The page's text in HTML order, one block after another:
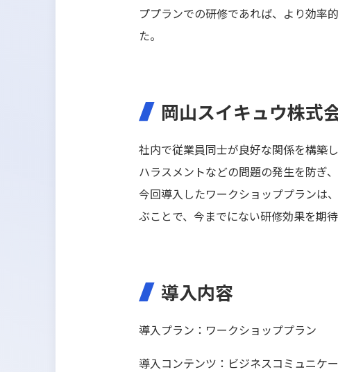
ププランでの研修であれば、より効率
た。
岡山スイキュウ株
社内で従業員同士が良好な関係を構築
ハラスメントなどの問題の発生を防ぎ
今回導入したワークショッププランは
ぶことで、今までにない研修効果を期待
導入内容
導入プラン：ワークショッププラン
導入コンテンツ：ビジネスコミュニケ